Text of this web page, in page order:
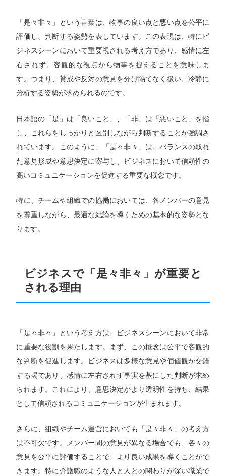
「是々非々」という言葉は、物事の良い点と悪い点を公平に
評価し、判断する姿勢を表しています。この表現は、特にビ
ジネスシーンにおいて重要視される考え方であり、感情に左
右されず、客観的な視点から物事を捉えることを意味しま
す。つまり、賛成や反対の意見を分け隔てなく扱い、冷静に
分析する姿勢が求められるのです。
日本語の「是」は「良いこと」、「非」は「悪いこと」を指
し、これらをしっかりと区別しながら判断することが強調さ
れています。このように、「是々非々」は、バランスの取れ
た意見形成や意思決定に寄与し、ビジネスにおいて信頼性の
高いコミュニケーションを促進する重要な概念です。
特に、チームや組織での協働においては、各メンバーの意見
を尊重しながら、最適な結論を導くための基本的な姿勢とな
ります。
ビジネスで「是々非々」が重要と
される理由
「是々非々」という考え方は、ビジネスシーンにおいて非常
に重要な役割を果たします。まず、この概念は公平で客観的
な判断を促進します。ビジネスは多様な意見や価値観が交錯
する場であり、感情に左右されず事実を基にした判断が求め
られます。これにより、意思決定がより透明性を持ち、結果
として信頼されるコミュニケーションが生まれます。
さらに、組織やチーム運営においても「是々非々」の考え方
は不可欠です。メンバー間の意見が異なる場合でも、各々の
意見を公平に評価することで、より良い成果を導くことがで
きます。特に介護職のような人と人との関わりが深い職業で